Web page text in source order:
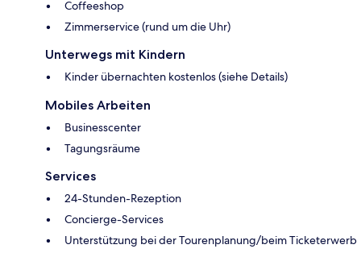
Coffeeshop
Zimmerservice (rund um die Uhr)
Unterwegs mit Kindern
Kinder übernachten kostenlos (siehe Details)
Mobiles Arbeiten
Businesscenter
Tagungsräume
Services
24-Stunden-Rezeption
Concierge-Services
Unterstützung bei der Tourenplanung/beim Ticketerwerb